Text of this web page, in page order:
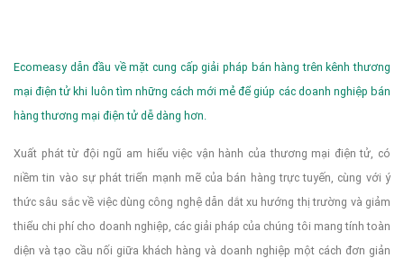
Ecomeasy dẫn đầu về mặt cung cấp giải pháp bán hàng trên kênh thương
mại điện tử khi luôn tìm những cách mới mẻ để giúp các doanh nghiệp bán
hàng thương mại điện tử dễ dàng hơn.
Xuất phát từ đội ngũ am hiểu việc vận hành của thương mại điện tử, có
niềm tin vào sự phát triển mạnh mẽ của bán hàng trực tuyến, cùng với ý
thức sâu sắc về việc dùng công nghệ dẫn dắt xu hướng thị trường và giảm
thiểu chi phí cho doanh nghiệp, các giải pháp của chúng tôi mang tính toàn
diện và tạo cầu nối giữa khách hàng và doanh nghiệp một cách đơn giản